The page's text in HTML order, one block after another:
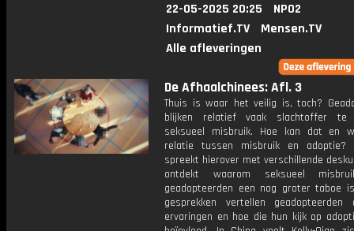
22-05-2025 20:25
NPO2
Informatief.TV
Mensen.TV
Alle afleveringen
De Afhaalchinees: Afl. 3
Thuis is waar het veilig is, toch?
blijken relatief vaak slachtoffer te
seksueel misbruik. Hoe kan dat en
relatie tussen misbruik en adoptie?
spreekt hierover met verschillende
ontdekt waarom seksueel
geadopteerden een nog groter taboe
gesprekken vertellen geadopteerden
ervaringen en hoe die hun kijk op